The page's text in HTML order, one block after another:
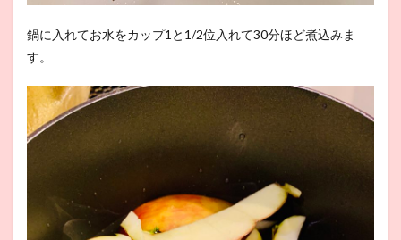
鍋に入れてお水をカップ1と1/2位入れて30分ほど煮込みま
す。